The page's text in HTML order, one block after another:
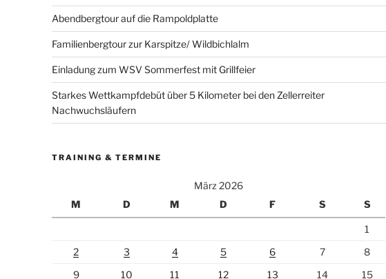
Abendbergtour auf die Rampoldplatte
Familienbergtour zur Karspitze/ Wildbichlalm
Einladung zum WSV Sommerfest mit Grillfeier
Starkes Wettkampfdebüt über 5 Kilometer bei den Zellerreiter
Nachwuchsläufern
TRAINING & TERMINE
März 2026
M
D M D F S S
1
2
3 4 5 6 7
8
9
10 11 12 13 14
15